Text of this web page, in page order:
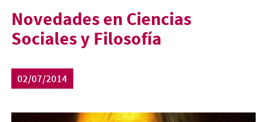
Novedades en Ciencias
Sociales y Filosofía
02/07/2014